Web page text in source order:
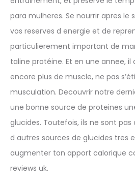
para mulheres. Se nourrir apres le
vos reserves d energie et de
particulierement important de
taline protéine. Et en une annee, il
encore plus de muscle, ne pas
musculation. Decouvrir notre
une bonne source de proteines
glucides. Toutefois, ils ne sont
d autres sources de glucides tres
augmenter ton apport calorique
reviews uk.